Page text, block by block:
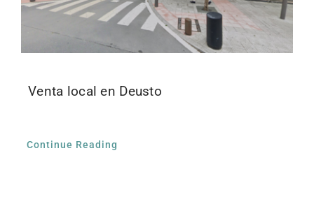
Venta local en Deusto
Continue Reading